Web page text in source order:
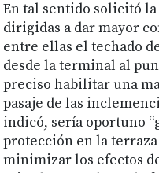
En tal sentido solicitó
dirigidas a dar mayor
entre ellas el techado
desde la terminal al
preciso habilitar una
pasaje de las
indicó, sería oportuno
protección en la
minimizar los efectos